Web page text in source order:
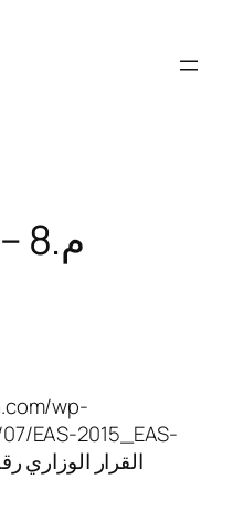
م.8 – عقود الإنشاء
wp-
EAS-2015_EAS-